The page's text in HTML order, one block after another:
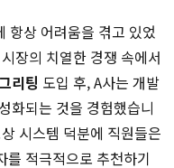
항상 어려움을 겪고 있었
장의 치열한 경쟁 속에서
리팅 도입 후, A사는 개발
화되는 것을 경험했습니
시스템 덕분에 직원들은
를 적극적으로 추천하기